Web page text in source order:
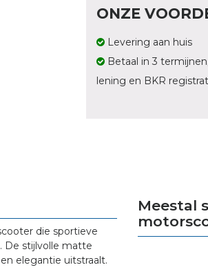
ONZE
Levering aan huis
Betaal in 3
lening en BKR
die sportieve
De stijlvolle matte
elegantie uitstraalt.
Meestal